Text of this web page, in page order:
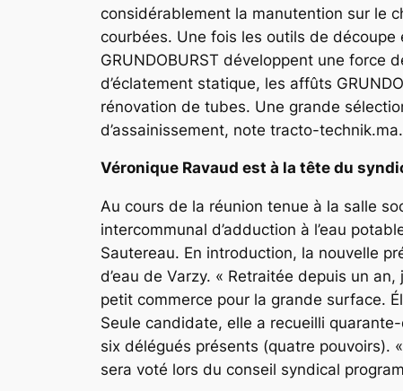
considérablement la manutention sur le
courbées. Une fois les outils de
GRUNDOBURST développent une
d’éclatement statique, les affûts
rénovation de tubes. Une grande
d’assainissement, note tracto-technik.ma.
Véronique Ravaud est à la tête du
Au cours de la réunion tenue à la salle
intercommunal d’adduction à l’eau
Sautereau. En introduction, la nouvelle
d’eau de Varzy. « Retraitée depuis un
petit commerce pour la grande surface.
Seule candidate, elle a recueilli
six délégués présents (quatre pouvoirs).
sera voté lors du conseil syndical